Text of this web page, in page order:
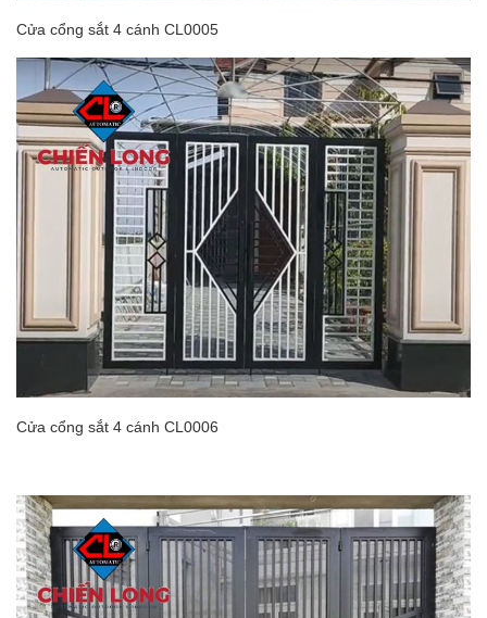
Cửa cổng sắt 4 cánh CL0005
Cửa cổng sắt 4 cánh CL0006